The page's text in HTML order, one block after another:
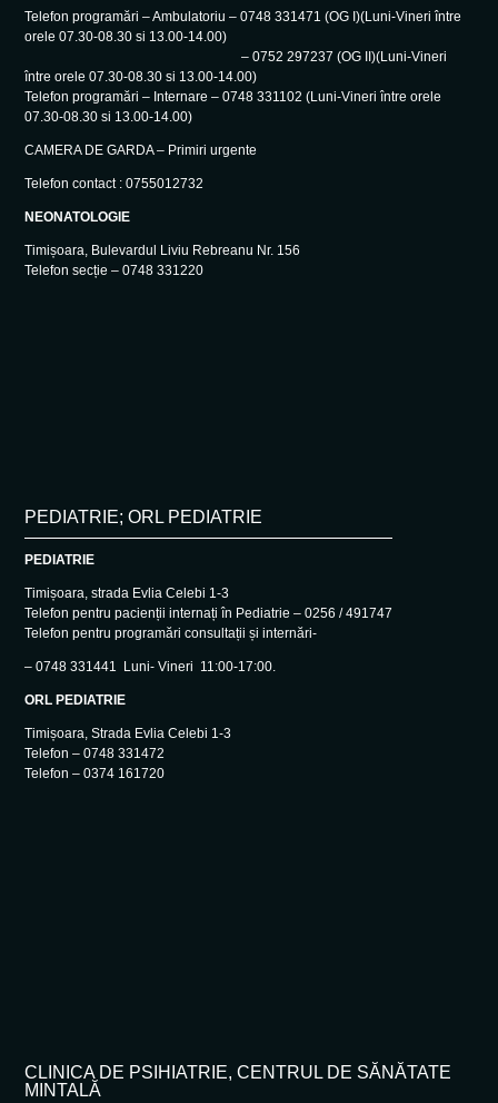
Telefon programări – Ambulatoriu – 0748 331471 (OG I)(Luni-Vineri între
orele 07.30-08.30 si 13.00-14.00)
– 0752 297237 (OG II)(Luni-Vineri
între orele 07.30-08.30 si 13.00-14.00)
Telefon programări – Internare – 0748 331102 (Luni-Vineri între orele
07.30-08.30 si 13.00-14.00)
CAMERA DE GARDA – Primiri urgente
Telefon contact : 0755012732
NEONATOLOGIE
Timișoara, Bulevardul Liviu Rebreanu Nr. 156
Telefon secție – 0748 331220
PEDIATRIE; ORL PEDIATRIE
PEDIATRIE
Timișoara, strada Evlia Celebi 1-3
Telefon pentru pacienții internați în Pediatrie – 0256 / 491747
Telefon pentru programări consultații și internări-
– 0748 331441 Luni- Vineri 11:00-17:00.
ORL PEDIATRIE
Timișoara, Strada Evlia Celebi 1-3
Telefon – 0748 331472
Telefon – 0374 161720
CLINICA DE PSIHIATRIE, CENTRUL DE SĂNĂTATE
MINTALĂ